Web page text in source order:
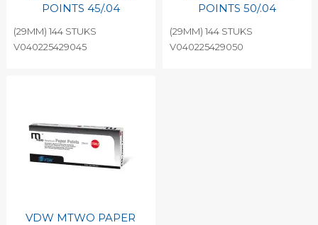
POINTS 45/.04
(29MM) 144 STUKS
V040225429045
POINTS 50/.04
(29MM) 144 STUKS
V040225429050
VDW MTWO PAPER